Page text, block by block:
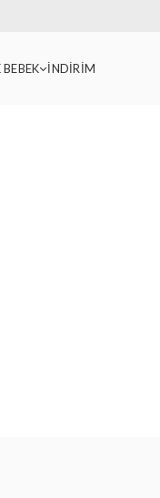
BEBEK İNDİRİM